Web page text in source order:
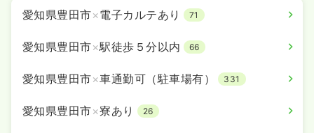
愛知県豊田市×電子カルテあり 71
愛知県豊田市×駅徒歩５分以内 66
愛知県豊田市×車通勤可（駐車場有） 331
愛知県豊田市×寮あり 26